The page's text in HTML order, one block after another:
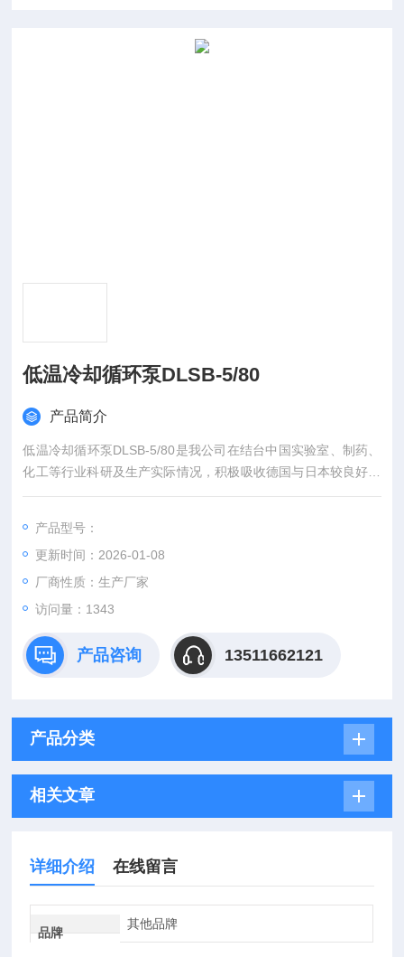
低温冷却循环泵DLSB-5/80
产品简介
低温冷却循环泵DLSB-5/80是我公司在结台中国实验室、制药、
化工等行业科研及生产实际情况，积极吸收德国与日本较良好技
术的基础上生产出来的低温恒温液体循环设备；其具有提供低温
恒温场等作用，诚为医药、化工、科研实验的*仪器。
产品型号：
更新时间：2026-01-08
厂商性质：生产厂家
访问量：1343
产品咨询 13511662121
产品分类
相关文章
详细介绍 在线留言
品牌
其他品牌